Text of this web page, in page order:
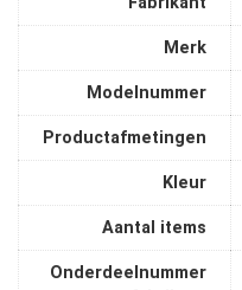
Merk
Modelnummer
Productafmetingen
Kleur
Aantal items
Onderdeelnummer